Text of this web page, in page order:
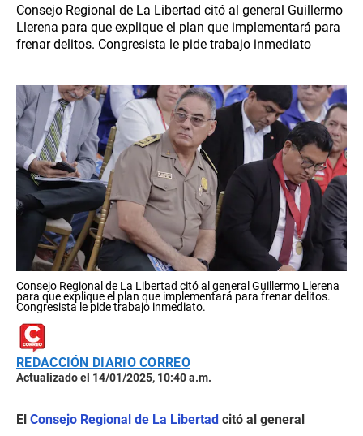
Consejo Regional de La Libertad citó al general Guillermo
Llerena para que explique el plan que implementará para
frenar delitos. Congresista le pide trabajo inmediato
Consejo Regional de La Libertad citó al general Guillermo Llerena
para que explique el plan que implementará para frenar delitos.
Congresista le pide trabajo inmediato.
REDACCIÓN DIARIO CORREO
Actualizado el 14/01/2025, 10:40 a.m.
El Consejo Regional de La Libertad citó al general